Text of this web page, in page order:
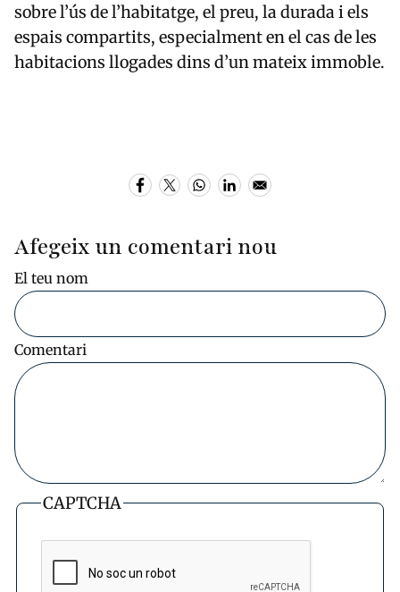
sobre l’ús de l’habitatge, el preu, la durada i els
espais compartits, especialment en el cas de les
habitacions llogades dins d’un mateix immoble.
Afegeix un comentari nou
El teu nom
Comentari
CAPTCHA